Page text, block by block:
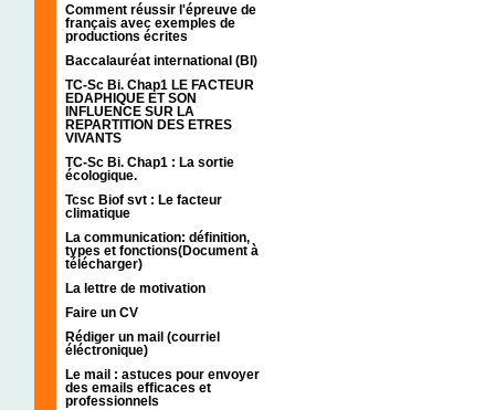
Comment réussir l'épreuve de
français avec exemples de
productions écrites
Baccalauréat international (BI)
TC-Sc Bi. Chap1 LE FACTEUR
EDAPHIQUE ET SON
INFLUENCE SUR LA
REPARTITION DES ETRES
VIVANTS
TC-Sc Bi. Chap1 : La sortie
écologique.
Tcsc Biof svt : Le facteur
climatique
La communication: définition,
types et fonctions(Document à
télécharger)
La lettre de motivation
Faire un CV
Rédiger un mail (courriel
éléctronique)
Le mail : astuces pour envoyer
des emails efficaces et
professionnels